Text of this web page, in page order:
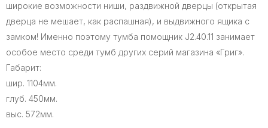
широкие возможности ниши, раздвижной дверцы (открытая
дверца не мешает, как распашная), и выдвижного ящика с
замком! Именно поэтому тумба помощник J2.40.11 занимает
особое место среди тумб других серий магазина «Григ».
Габарит:
шир. 1104мм.
глуб. 450мм.
выс. 572мм.